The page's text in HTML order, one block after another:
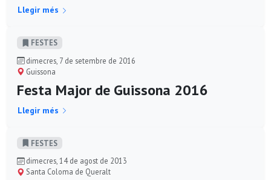
Llegir més
FESTES
dimecres, 7 de setembre de 2016
Guissona
Festa Major de Guissona 2016
Llegir més
FESTES
dimecres, 14 de agost de 2013
Santa Coloma de Queralt